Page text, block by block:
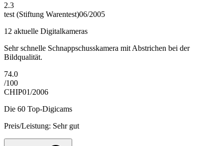
2.3
test (Stiftung Warentest)06/2005
12 aktuelle Digitalkameras
Sehr schnelle Schnappschusskamera mit Abstrichen bei der
Bildqualität.
74.0
/100
CHIP01/2006
Die 60 Top-Digicams
Preis/Leistung: Sehr gut